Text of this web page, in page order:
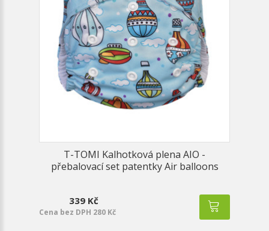
T-TOMI Kalhotková plena AIO -
přebalovací set patentky Air balloons
339 Kč
Cena bez DPH 280 Kč